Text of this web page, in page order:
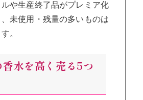
や生産終了品がプレミア化
未使用・残量の多いものは
。
水を高く売る5つ